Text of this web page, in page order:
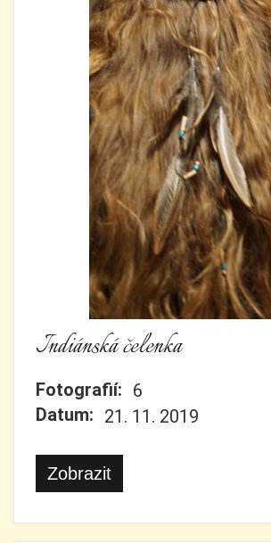
Indiánská čelenka
Fotografií: 6
Datum: 21. 11. 2019
Zobrazit